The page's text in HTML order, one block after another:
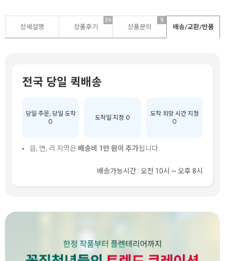
상세설명 상품후기
39
상품문의
9
배송/교환/반품
전국 당일 퀵배송
당일 주문, 당일 도착
O
도착일 지정 O
도착 희망 시간 지정
O
읍, 면, 리 지역은 배송비 1만 원이 추가됩니다.
배송가능시간 : 오전 10시 ~ 오후 8시